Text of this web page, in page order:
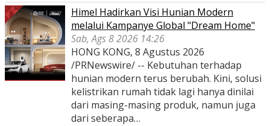
Himel Hadirkan Visi Hunian Modern
melalui Kampanye Global "Dream Home"
Sab, Ags 8 2026 14:26
HONG KONG, 8 Agustus 2026
/PRNewswire/ -- Kebutuhan terhadap
hunian modern terus berubah. Kini, solusi
kelistrikan rumah tidak lagi hanya dinilai
dari masing-masing produk, namun juga
dari seberapa…